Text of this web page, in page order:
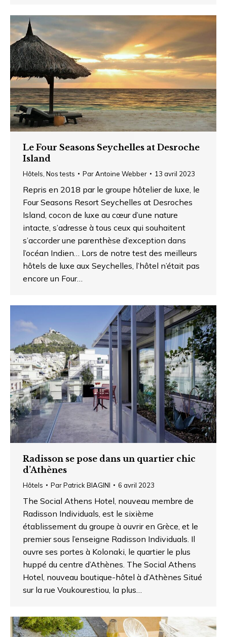
Le Four Seasons Seychelles at Desroche
Island
Hôtels Nos tests ParAntoine Webber 13 avril 2023
Repris en 2018 par le groupe hôtelier de luxe, le
Four Seasons Resort Seychelles at Desroches
Island, cocon de luxe au cœur d’une nature
intacte, s’adresse à tous ceux qui souhaitent
s’accorder une parenthèse d’exception dans
l’océan Indien… Lors de notre test des meilleurs
hôtels de luxe aux Seychelles, l’hôtel n’était pas
encore un Four…
Radisson se pose dans un quartier chic
d’Athènes
Hôtels ParPatrick BIAGINI 6 avril 2023
The Social Athens Hotel, nouveau membre de
Radisson Individuals, est le sixième
établissement du groupe à ouvrir en Grèce, et le
premier sous l’enseigne Radisson Individuals. Il
ouvre ses portes à Kolonaki, le quartier le plus
huppé du centre d’Athènes. The Social Athens
Hotel, nouveau boutique-hôtel à d’Athènes Situé
sur la rue Voukourestiou, la plus…